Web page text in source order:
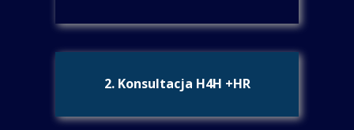
2. Konsultacja H4H +HR